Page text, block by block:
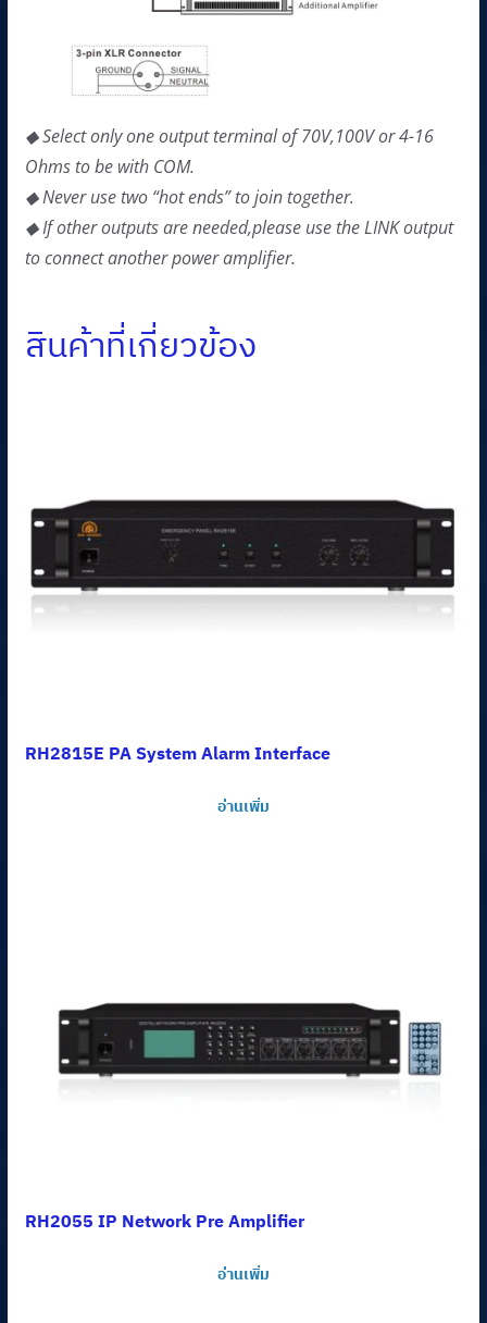
◆ Select only one output terminal of 70V,100V or 4-16
Ohms to be with COM.
◆ Never use two “hot ends” to join together.
◆ If other outputs are needed,please use the LINK output
to connect another power amplifier.
สินค้าที่เกี่ยวข้อง
RH2815E PA System Alarm Interface
อ่านเพิ่ม
RH2055 IP Network Pre Amplifier
อ่านเพิ่ม